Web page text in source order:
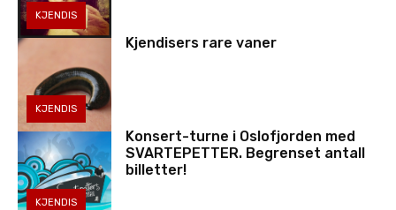
KJENDIS
KJENDIS
Kjendisers rare vaner
KJENDIS
Konsert-turne i Oslofjorden med
SVARTEPETTER. Begrenset antall
billetter!